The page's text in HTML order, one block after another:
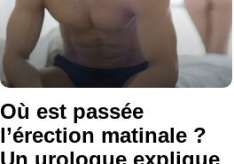
Où est passée
l’érection matinale ?
Un urologue explique